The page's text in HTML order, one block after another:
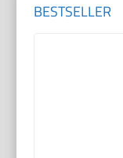
BESTSELLER